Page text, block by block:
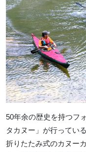
50年余の歴史を持つフ
タカヌー」が行ってい
折りたたみ式のカヌー